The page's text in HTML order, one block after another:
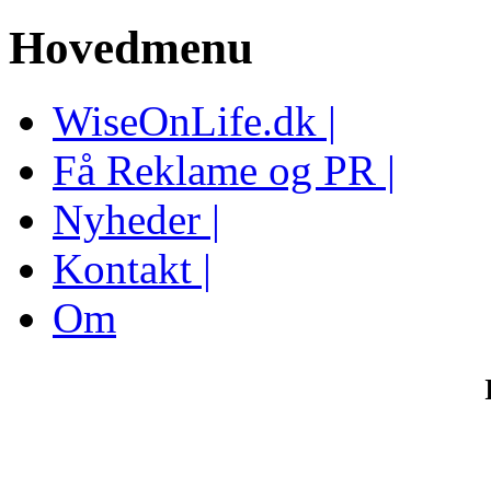
Hovedmenu
WiseOnLife.dk |
Få Reklame og PR |
Nyheder |
Kontakt |
Om